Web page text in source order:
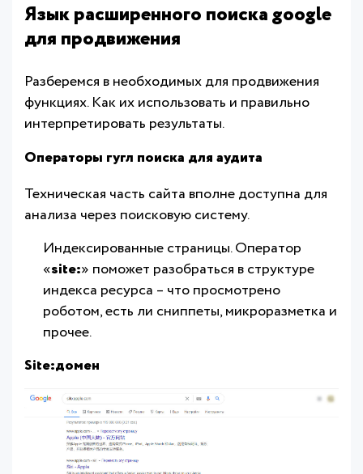
Язык расширенного поиска google
для продвижения
Разберемся в необходимых для продвижения
функциях. Как их использовать и правильно
интерпретировать результаты.
Операторы гугл поиска для аудита
Техническая часть сайта вполне доступна для
анализа через поисковую систему.
Индексированные страницы. Оператор
«site:» поможет разобраться в структуре
индекса ресурса – что просмотрено
роботом, есть ли сниппеты, микроразметка и
прочее.
Site:домен